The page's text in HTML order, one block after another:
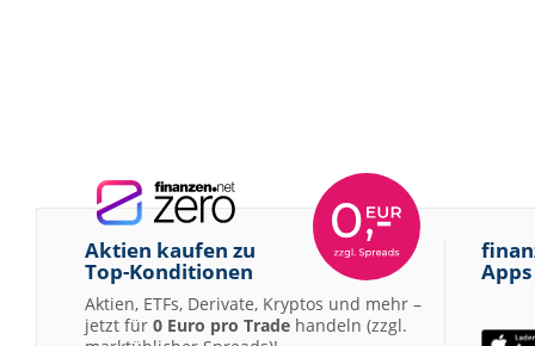
Aktien kaufen zu
Top-Konditionen
Aktien, ETFs, Derivate, Kryptos und mehr –
jetzt für 0 Euro pro Trade handeln (zzgl.
Apps